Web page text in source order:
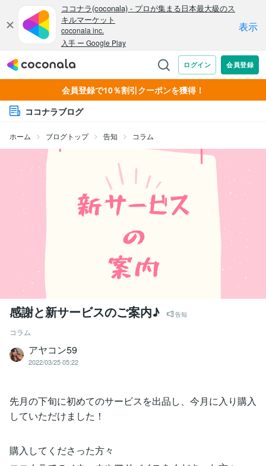
会員登録で10％割引クーポンを獲得！
ココナラブログ
ホーム ブログトップ 告知 コラム
感謝と新サービスのご案内♪ 告知
コラム
アヤコン59
2022/03/25 05:22
先月の下旬に初めてのサービスを出品し、今月に入り購入
していただけました！
購入してくださった方々